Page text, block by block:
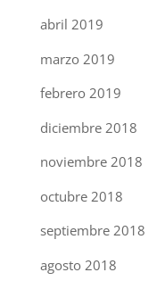
abril 2019
marzo 2019
febrero 2019
diciembre 2018
noviembre 2018
octubre 2018
septiembre 2018
agosto 2018